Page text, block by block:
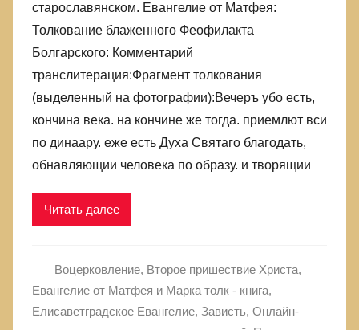
старославянском. Евангелие от Матфея:
Толкование блаженного Феофилакта
Болгарского: Комментарий
транслитерация:Фрагмент толкования
(выделенный на фотографии):Вечеръ убо есть,
кончина века. на кончине же тогда. приемлют вси
по динаару. еже есть Духа Святаго благодать,
обнавляющии человека по образу. и творящии
Читать далее
Воцерковление, Второе пришествие Христа,
Евангелие от Матфея и Марка толк - книга,
Елисаветградское Евангелие, Зависть, Онлайн-